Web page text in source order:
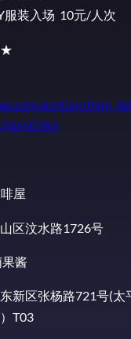
服装入场 10元/人次
auction/
屋
区汶水路1726号
酱
新区张杨路721号(太
T03